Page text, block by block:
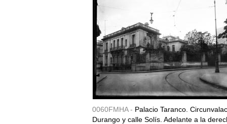
0060FMHA - Palacio Taranco.
Durango y calle Solís. Adelante a la